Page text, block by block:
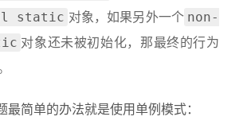
static 对象，如果另外一个 non-
对象还未被初始化，那最终的行为
最简单的办法就是使用单例模式：